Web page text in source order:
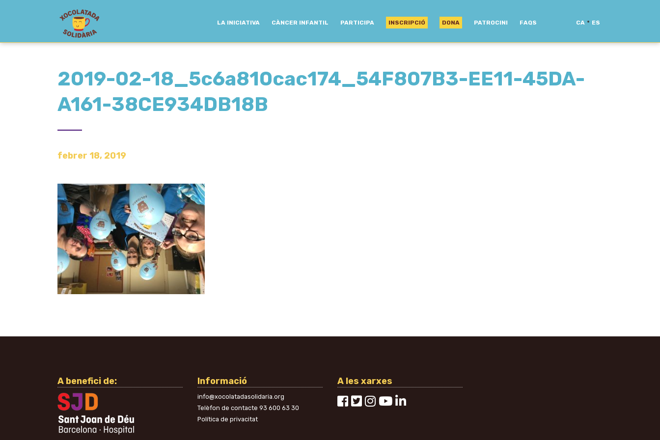
LA INICIATIVA CÀNCER INFANTIL PARTICIPA INSCRIPCIÓ DONA PATROCINI FAQS CA · ES
2019-02-18_5c6a810cac174_54F807B3-EE11-45DA-
A161-38CE934DB18B
febrer 18, 2019
A benefici de: Informació
info@xocolatadasolidaria.org
Telèfon de contacte 93 600 63 30
Política de privacitat
A les xarxes